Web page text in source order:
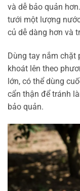
và dễ bảo quản
tưới một lượng
củ dễ dàng hơn và
Dùng tay nắm
khoát lên theo
lớn, có thể dùng
cẩn thận để tránh
bảo quản.